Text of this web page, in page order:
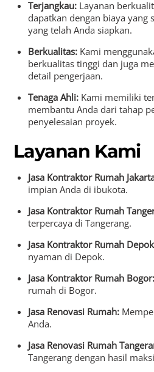
Terjangkau: Layanan
dapatkan dengan biaya yang
yang telah Anda siapkan.
Berkualitas: Kami
berkualitas tinggi dan juga
detail pengerjaan.
Tenaga Ahli: Kami memiliki
membantu Anda dari tahap
penyelesaian proyek.
Layanan Kami
Jasa Kontraktor Rumah
impian Anda di ibukota.
Jasa Kontraktor Rumah
terpercaya di Tangerang.
Jasa Kontraktor Rumah
nyaman di Depok.
Jasa Kontraktor Rumah Bogor:
rumah di Bogor.
Jasa Renovasi Rumah:
Anda.
Jasa Renovasi Rumah
Tangerang dengan hasil